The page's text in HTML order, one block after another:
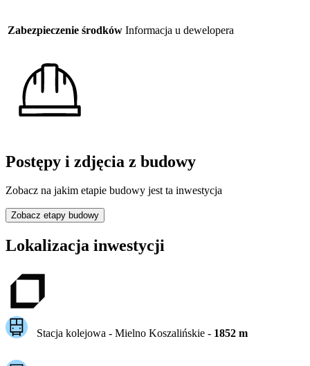
Zabezpieczenie środków Informacja u dewelopera
Postępy i zdjęcia z budowy
Zobacz na jakim etapie budowy jest ta inwestycja
Zobacz etapy budowy
Lokalizacja inwestycji
Stacja kolejowa - Mielno Koszalińskie- 1852m